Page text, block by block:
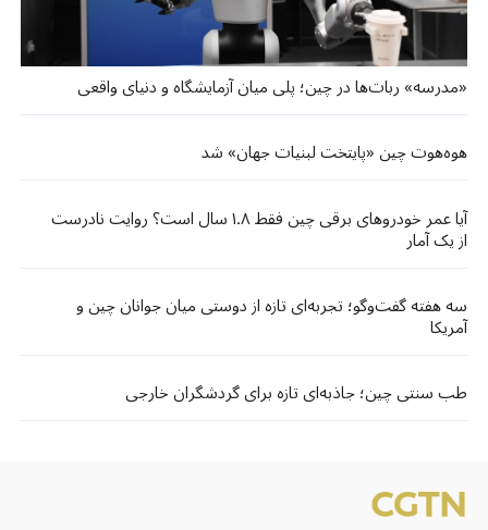
«مدرسه» ربات‌ها در چین؛ پلی میان آزمایشگاه و دنیای واقعی
هوه‌هوت چین «پایتخت لبنیات جهان» شد
آیا عمر خودروهای برقی چین فقط ۱.۸ سال است؟ روایت نادرست
از یک آمار
سه هفته گفت‌وگو؛ تجربه‌ای تازه از دوستی میان جوانان چین و
آمریکا
طب سنتی چین؛ جاذبه‌ای تازه برای گردشگران خارجی